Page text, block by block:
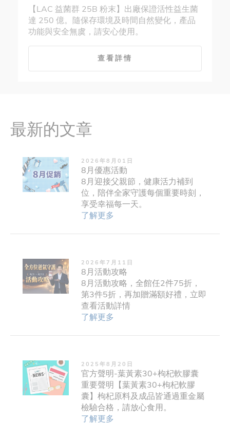
【LAC 益菌群 25B 粉末】出廠保證活性益生菌
達 250 億。隨保存環境及時間自然變化，產品
功能與安全無虞，請安心使用。
查看詳情
最新的文章
2026年8月01日
8月優惠活動
8月迎接父親節，健康活力補到
位，陪伴全家守護每個重要時刻，
享受幸福每一天。
了解更多
2026年7月11日
8月活動攻略
8月活動攻略，全館任2件75折，
第3件5折，再加贈滿額好禮，立即
查看活動詳情
了解更多
2025年8月20日
官方聲明-葉黃素30+枸杞軟膠囊
重要聲明【葉黃素30+枸杞軟膠
囊】枸杞原料及成品皆通過重金屬
檢驗合格，請放心食用。
了解更多